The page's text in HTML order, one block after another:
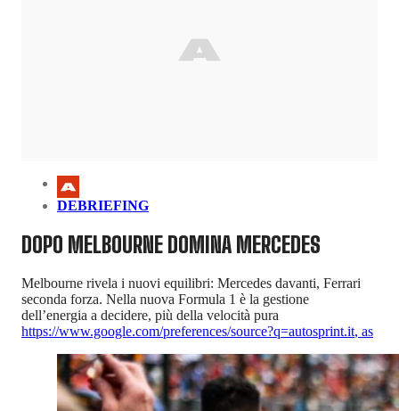
DEBRIEFING
DOPO MELBOURNE DOMINA MERCEDES
Melbourne rivela i nuovi equilibri: Mercedes davanti, Ferrari
seconda forza. Nella nuova Formula 1 è la gestione
dell’energia a decidere, più della velocità pura
https://www.google.com/preferences/source?q=autosprint.it, as